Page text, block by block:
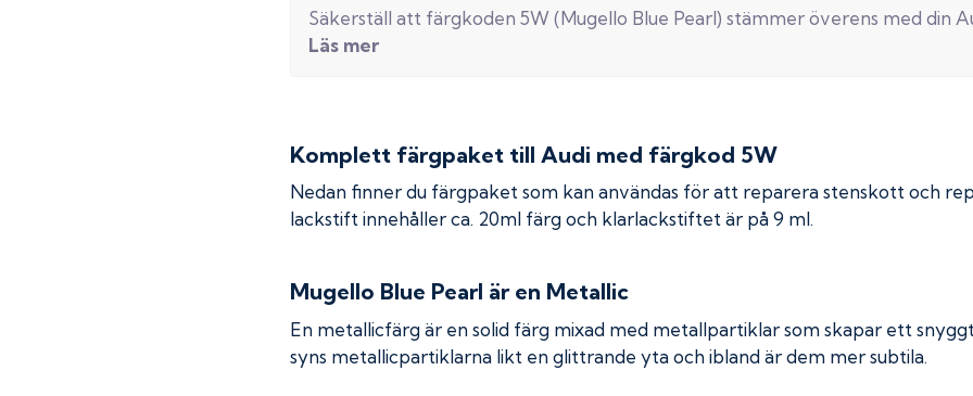
Säkerställ att färgkoden 5W(Mugello Blue Pearl) stämmer överens med din
Läs mer
Komplett färgpaket till Audi med färgkod 5W
Nedan finner du färgpaket som kan användas för att reparera stenskott och
lackstift innehåller ca. 20ml färg och klarlackstiftet är på 9 ml.
Mugello Blue Pearl är en Metallic
En metallicfärg är en solid färg mixad med metallpartiklar som skapar ett
syns metallicpartiklarna likt en glittrande yta och ibland är dem mer subtila.